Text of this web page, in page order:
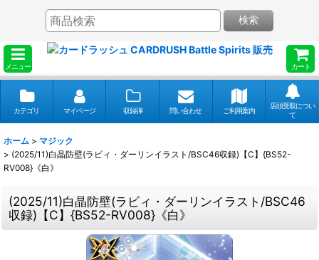
メニュー カート
検索
カテゴリ マイページ 収録弾 問い合わせ ご利用案内
店頭受取につい
て
ホーム > マジック
> (2025/11)白晶防壁(ラビィ・ダーリンイラスト/BSC46収録)【C】{BS52-
RV008}《白》
(2025/11)白晶防壁(ラビィ・ダーリンイラスト/BSC46
収録)【C】{BS52-RV008}《白》